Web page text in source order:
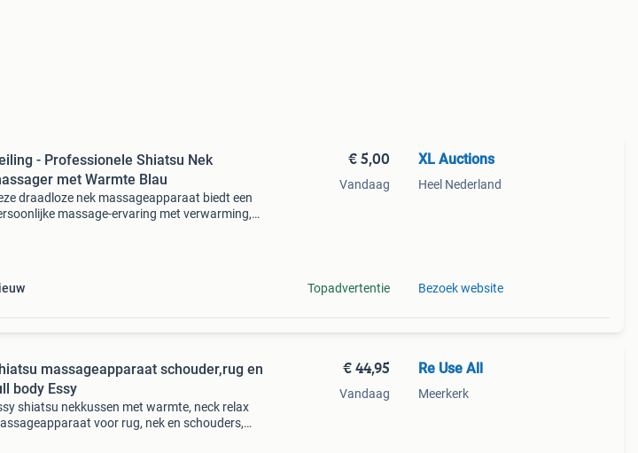
- Professionele Shiatsu Nek
met Warmte Blau
draadloze nek massageapparaat biedt een
massage-ervaring met verwarming,
€ 5,00
Vandaag
Topadvertentie
XL Auctions
Heel Nederland
Bezoek website
massageapparaat schouder,rug en
body Essy
shiatsu nekkussen met warmte, neck relax
voor rug, nek en schouders,
€ 44,95
Vandaag
Re Use All
Meerkerk